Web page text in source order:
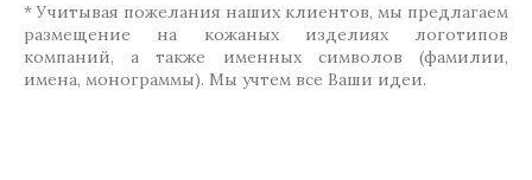
* Учитывая пожелания наших клиентов, мы предлагаем
размещение на кожаных изделиях логотипов
компаний, а также именных символов (фамилии,
имена, монограммы). Мы учтем все Ваши идеи.